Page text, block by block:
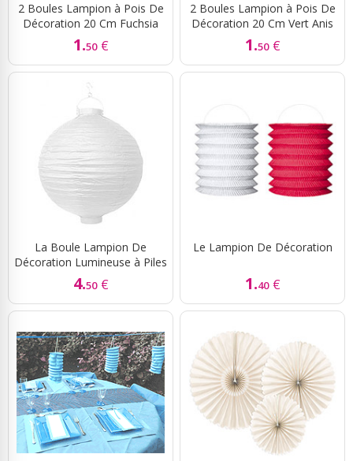
2 Boules Lampion à Pois De
Décoration 20 Cm Fuchsia
1.50 €
2 Boules Lampion à Pois De
Décoration 20 Cm Vert Anis
1.50 €
La Boule Lampion De
Décoration Lumineuse à Piles
4.50 €
Le Lampion De Décoration
1.40 €